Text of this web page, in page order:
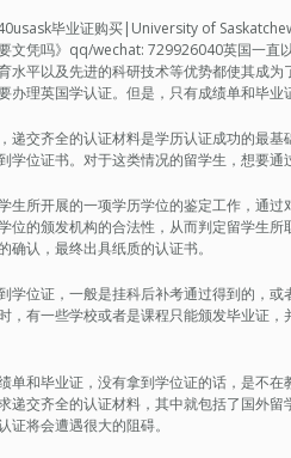
毕业证购买|University of
文凭吗》qq/wechat: 729926040英国一直
水平以及先进的科研技术等优势都使其成
办理英国学认证。但是，只有成绩单和毕
递交齐全的认证材料是学历认证成功的最基
学位证书。对于这类情况的留学生，想要通
生所开展的一项学历学位的鉴定工作，通
位的颁发机构的合法性，从而判定留学生
认，最终出具纸质的认证书。
学位证，一般是挂科后补考通过得到的，
，有一些学校或者是课程只能颁发毕业证
单和毕业证，没有拿到学位证的话，是不
递交齐全的认证材料，其中就包括了国外
将会遭遇很大的阻碍。